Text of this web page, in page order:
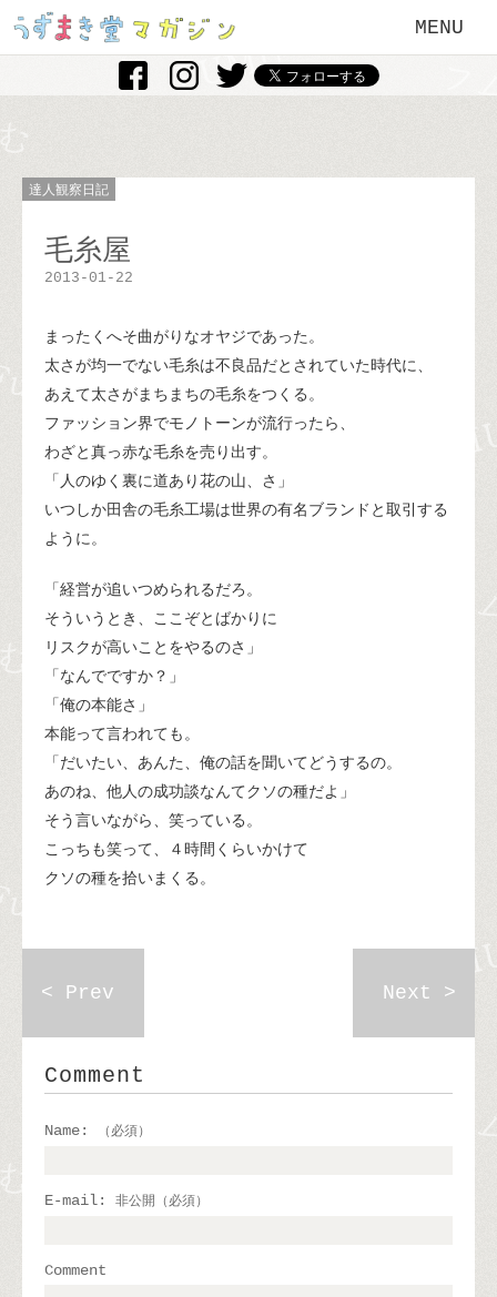
MENU
達人観察日記
毛糸屋
2013-01-22
まったくへそ曲がりなオヤジであった。
太さが均一でない毛糸は不良品だとされていた時代に、
あえて太さがまちまちの毛糸をつくる。
ファッション界でモノトーンが流行ったら、
わざと真っ赤な毛糸を売り出す。
「人のゆく裏に道あり花の山、さ」
いつしか田舎の毛糸工場は世界の有名ブランドと取引する
ように。
「経営が追いつめられるだろ。
そういうとき、ここぞとばかりに
リスクが高いことをやるのさ」
「なんでですか？」
「俺の本能さ」
本能って言われても。
「だいたい、あんた、俺の話を聞いてどうするの。
あのね、他人の成功談なんてクソの種だよ」
そう言いながら、笑っている。
こっちも笑って、４時間くらいかけて
クソの種を拾いまくる。
< Prev Next >
Comment
Name: （必須）
E-mail: 非公開（必須）
Comment